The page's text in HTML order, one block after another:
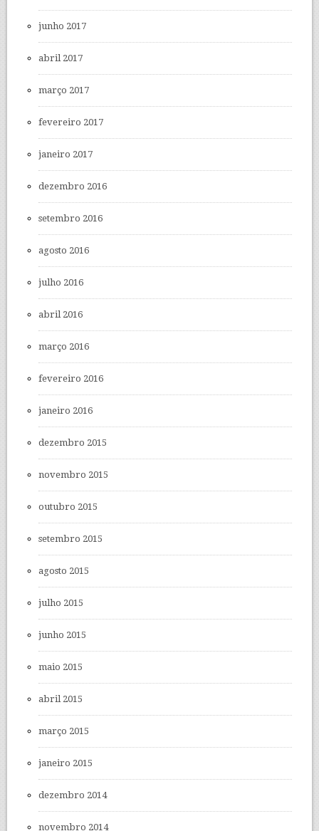
junho 2017
abril 2017
março 2017
fevereiro 2017
janeiro 2017
dezembro 2016
setembro 2016
agosto 2016
julho 2016
abril 2016
março 2016
fevereiro 2016
janeiro 2016
dezembro 2015
novembro 2015
outubro 2015
setembro 2015
agosto 2015
julho 2015
junho 2015
maio 2015
abril 2015
março 2015
janeiro 2015
dezembro 2014
novembro 2014